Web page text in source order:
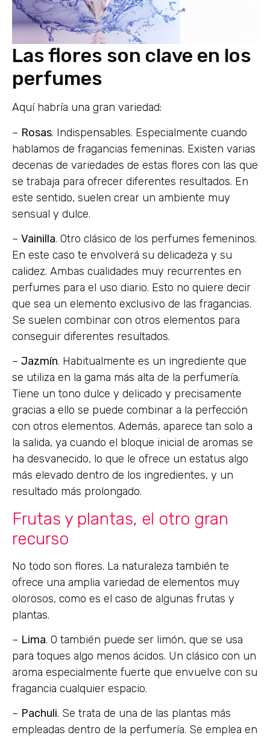
Las flores son clave en los
perfumes
Aquí habría una gran variedad:
– Rosas. Indispensables. Especialmente cuando
hablamos de fragancias femeninas. Existen varias
decenas de variedades de estas flores con las que
se trabaja para ofrecer diferentes resultados. En
este sentido, suelen crear un ambiente muy
sensual y dulce.
– Vainilla. Otro clásico de los perfumes femeninos.
En este caso te envolverá su delicadeza y su
calidez. Ambas cualidades muy recurrentes en
perfumes para el uso diario. Esto no quiere decir
que sea un elemento exclusivo de las fragancias.
Se suelen combinar con otros elementos para
conseguir diferentes resultados.
– Jazmín. Habitualmente es un ingrediente que
se utiliza en la gama más alta de la perfumería.
Tiene un tono dulce y delicado y precisamente
gracias a ello se puede combinar a la perfección
con otros elementos. Además, aparece tan solo a
la salida, ya cuando el bloque inicial de aromas se
ha desvanecido, lo que le ofrece un estatus algo
más elevado dentro de los ingredientes, y un
resultado más prolongado.
Frutas y plantas, el otro gran
recurso
No todo son flores. La naturaleza también te
ofrece una amplia variedad de elementos muy
olorosos, como es el caso de algunas frutas y
plantas.
– Lima. O también puede ser limón, que se usa
para toques algo menos ácidos. Un clásico con un
aroma especialmente fuerte que envuelve con su
fragancia cualquier espacio.
– Pachuli. Se trata de una de las plantas más
empleadas dentro de la perfumería. Se emplea en